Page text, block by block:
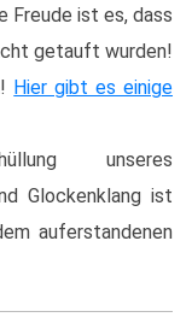
Freude ist es, dass
getauft wurden!
Hier gibt es einige
unseres
Glockenklang ist
auferstandenen